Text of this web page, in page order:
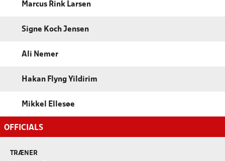
Marcus Rink Larsen
Signe Koch Jensen
Ali Nemer
Hakan Flyng Yildirim
Mikkel Ellesøe
OFFICIALS
TRÆNER